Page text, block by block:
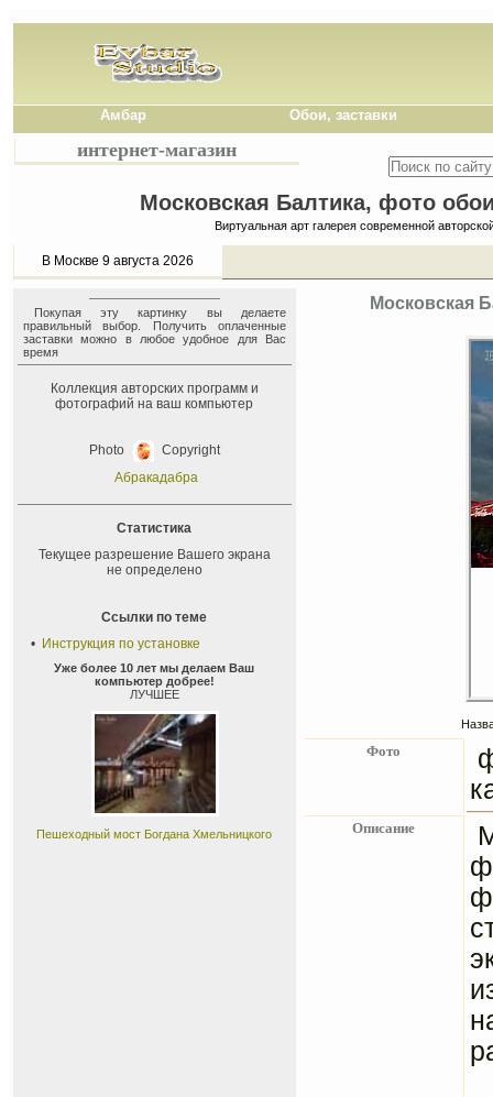
Амбар Обои, заставки
интернет-магазин
Московская Балтика, фото
Виртуальная арт галерея современной
В Москве 9 августа 2026
Покупая эту картинку вы делаете
правильный выбор. Получить оплаченные
заставки можно в любое удобное для Вас
время
Коллекция авторских программ и
фотографий на ваш компьютер
Photo
Copyright
Абракадабра
Статистика
Текущее разрешение Вашего экрана
не определено
Ссылки по теме
• Инструкция по установке
Уже более 10 лет мы делаем Ваш
компьютер добрее!
ЛУЧШЕЕ
Пешеходный мост Богдана Хмельницкого
Московская
Фото
Описание